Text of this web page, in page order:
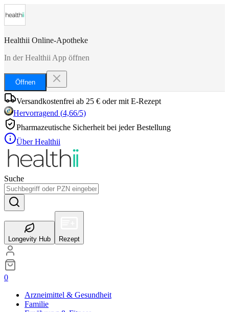
Healthii Online-Apotheke
In der Healthii App öffnen
Öffnen
Versandkostenfrei ab 25 € oder mit E-Rezept
Hervorragend (4,66/5)
Pharmazeutische Sicherheit bei jeder Bestellung
Über Healthii
Suche
Longevity Hub Rezept
0
Arzneimittel & Gesundheit
Familie